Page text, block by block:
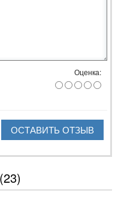
Оценка:
ОСТАВИТЬ ОТЗЫВ